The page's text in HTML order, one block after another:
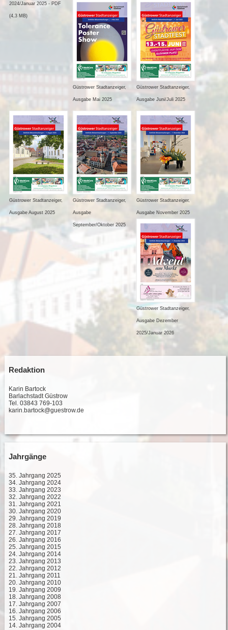
2024/Januar 2025 - PDF
(4,3 MB)
Güstrower Stadtanzeiger,
Ausgabe Mai 2025
Güstrower Stadtanzeiger,
Ausgabe Juni/Juli 2025
Güstrower Stadtanzeiger,
Ausgabe August 2025
Güstrower Stadtanzeiger,
Ausgabe
September/Oktober 2025
Güstrower Stadtanzeiger,
Ausgabe November 2025
Güstrower Stadtanzeiger,
Ausgabe Dezember
2025/Januar 2026
Redaktion
Karin Bartock
Barlachstadt Güstrow
Tel. 03843 769-103
karin.bartock@guestrow.de
Jahrgänge
35. Jahrgang 2025
34. Jahrgang 2024
33. Jahrgang 2023
32. Jahrgang 2022
31. Jahrgang 2021
30. Jahrgang 2020
29. Jahrgang 2019
28. Jahrgang 2018
27. Jahrgang 2017
26. Jahrgang 2016
25. Jahrgang 2015
24. Jahrgang 2014
23. Jahrgang 2013
22. Jahrgang 2012
21. Jahrgang 2011
20. Jahrgang 2010
19. Jahrgang 2009
18. Jahrgang 2008
17. Jahrgang 2007
16. Jahrgang 2006
15. Jahrgang 2005
14. Jahrgang 2004